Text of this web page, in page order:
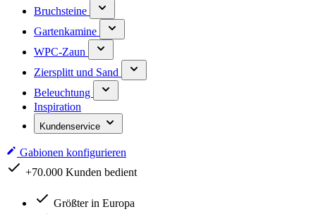
Bruchsteine
Gartenkamine
WPC-Zaun
Ziersplitt und Sand
Beleuchtung
Inspiration
Kundenservice
Gabionen konfigurieren
Schnelle Lieferung in Deutschland
Größter in Europa